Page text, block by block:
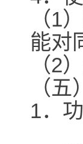
（1
能对
（2
（
1．